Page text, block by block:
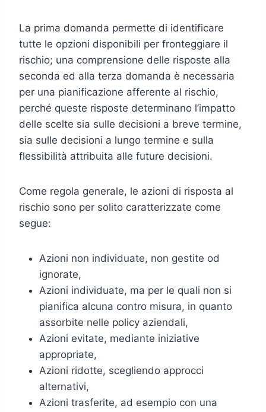
La prima domanda permette di identificare
tutte le opzioni disponibili per fronteggiare il
rischio; una comprensione delle risposte alla
seconda ed alla terza domanda è necessaria
per una pianificazione afferente al rischio,
perché queste risposte determinano l’impatto
delle scelte sia sulle decisioni a breve termine,
sia sulle decisioni a lungo termine e sulla
flessibilità attribuita alle future decisioni.
Come regola generale, le azioni di risposta al
rischio sono per solito caratterizzate come
segue:
Azioni non individuate, non gestite od
ignorate,
Azioni individuate, ma per le quali non si
pianifica alcuna contro misura, in quanto
assorbite nelle policy aziendali,
Azioni evitate, mediante iniziative
appropriate,
Azioni ridotte, scegliendo approcci
alternativi,
Azioni trasferite, ad esempio con una